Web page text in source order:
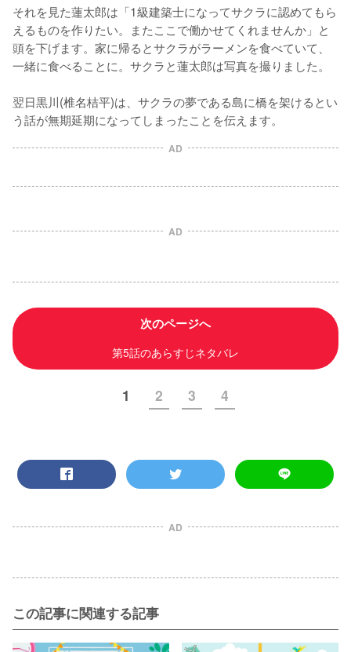
それを見た蓮太郎は「1級建築士になってサクラに認めてもら
えるものを作りたい。またここで働かせてくれませんか」と
頭を下げます。家に帰るとサクラがラーメンを食べていて、
一緒に食べることに。サクラと蓮太郎は写真を撮りました。
翌日黒川(椎名桔平)は、サクラの夢である島に橋を架けるとい
う話が無期延期になってしまったことを伝えます。
AD
AD
次のページへ
第5話のあらすじネタバレ
1 2 3 4
AD
この記事に関連する記事